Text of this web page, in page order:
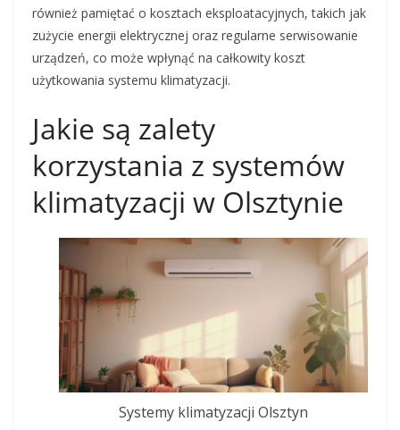
również pamiętać o kosztach eksploatacyjnych, takich jak
zużycie energii elektrycznej oraz regularne serwisowanie
urządzeń, co może wpłynąć na całkowity koszt
użytkowania systemu klimatyzacji.
Jakie są zalety
korzystania z systemów
klimatyzacji w Olsztynie
Systemy klimatyzacji Olsztyn